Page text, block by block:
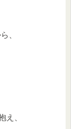
、
え、